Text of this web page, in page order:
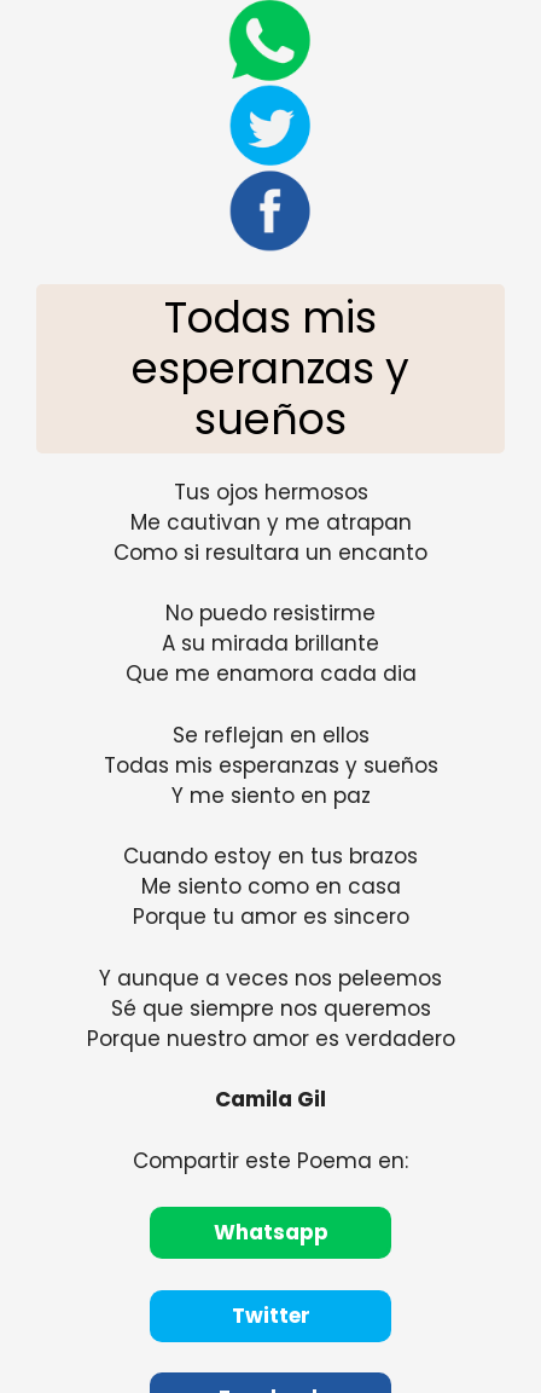
Todas mis
esperanzas y
sueños
Tus ojos hermosos
Me cautivan y me atrapan
Como si resultara un encanto
No puedo resistirme
A su mirada brillante
Que me enamora cada dia
Se reflejan en ellos
Todas mis esperanzas y sueños
Y me siento en paz
Cuando estoy en tus brazos
Me siento como en casa
Porque tu amor es sincero
Y aunque a veces nos peleemos
Sé que siempre nos queremos
Porque nuestro amor es verdadero
Camila Gil
Compartir este Poema en:
Whatsapp
Twitter